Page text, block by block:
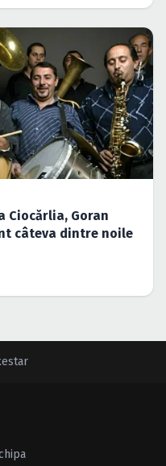
Ciocărlia, Goran
câteva dintre noile